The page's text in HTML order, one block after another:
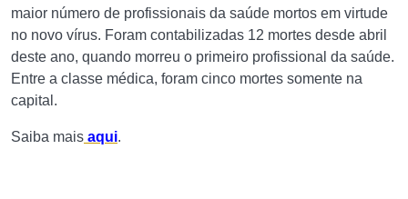
maior número de profissionais da saúde mortos em virtude
no novo vírus. Foram contabilizadas 12 mortes desde abril
deste ano, quando morreu o primeiro profissional da saúde.
Entre a classe médica, foram cinco mortes somente na
capital.
Saiba mais aqui.